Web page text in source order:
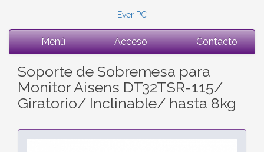
Ever PC
Menú Acceso Contacto
Soporte de Sobremesa para
Monitor Aisens DT32TSR-115/
Giratorio/ Inclinable/ hasta 8kg